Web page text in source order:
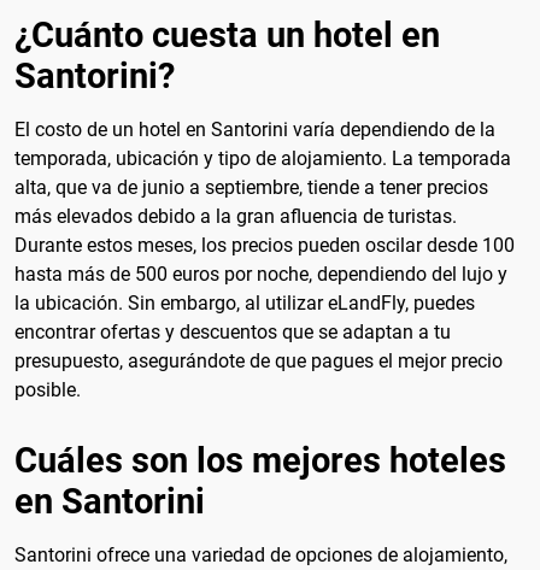
¿Cuánto cuesta un hotel en
Santorini?
El costo de un hotel en Santorini varía dependiendo de la
temporada, ubicación y tipo de alojamiento. La temporada
alta, que va de junio a septiembre, tiende a tener precios
más elevados debido a la gran afluencia de turistas.
Durante estos meses, los precios pueden oscilar desde 100
hasta más de 500 euros por noche, dependiendo del lujo y
la ubicación. Sin embargo, al utilizar eLandFly, puedes
encontrar ofertas y descuentos que se adaptan a tu
presupuesto, asegurándote de que pagues el mejor precio
posible.
Cuáles son los mejores hoteles
en Santorini
Santorini ofrece una variedad de opciones de alojamiento,